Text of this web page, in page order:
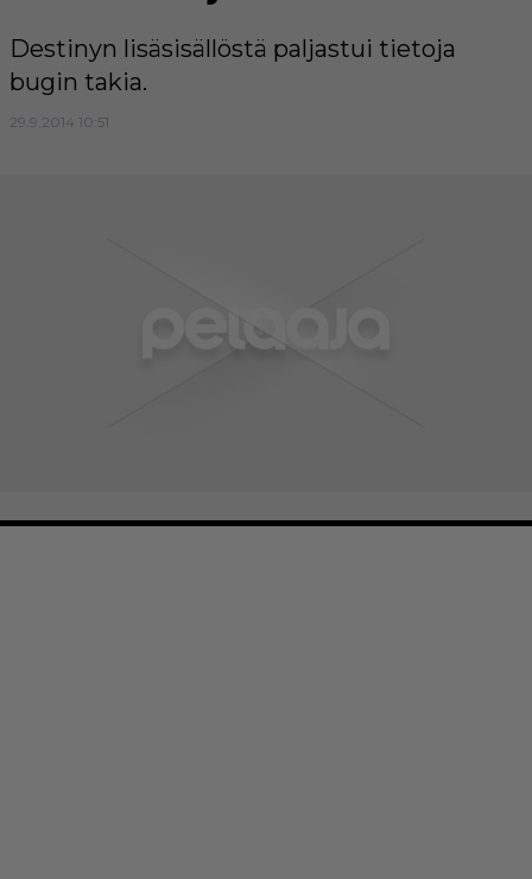
Destinyn lisäsisällöstä paljastui tietoja
bugin takia.
29.9.2014 10:51